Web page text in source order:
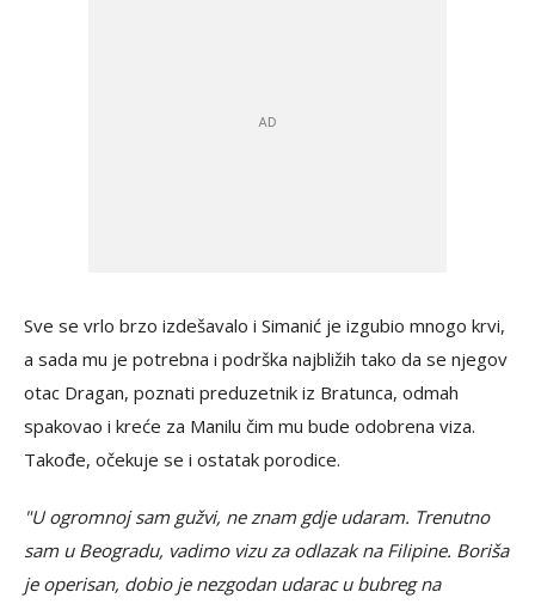
Sve se vrlo brzo izdešavalo i Simanić je izgubio mnogo krvi,
a sada mu je potrebna i podrška najbližih tako da se njegov
otac Dragan, poznati preduzetnik iz Bratunca, odmah
spakovao i kreće za Manilu čim mu bude odobrena viza.
Takođe, očekuje se i ostatak porodice.
"U ogromnoj sam gužvi, ne znam gdje udaram. Trenutno
sam u Beogradu, vadimo vizu za odlazak na Filipine. Boriša
je operisan, dobio je nezgodan udarac u bubreg na